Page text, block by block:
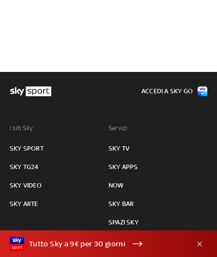
I siti Sky:
SKY SPORT
SKY TG24
SKY VIDEO
SKY ARTE
Servizi:
SKY TV
SKY APPS
NOW
SKY BAR
SPAZI SKY
PROGRAMMI
ACCEDI A SKY GO
Tutto Sky a 9€ per 30 giorni